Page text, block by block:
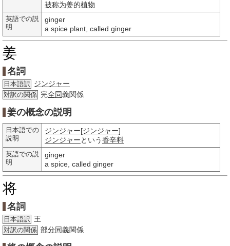
被称为姜的植物
英語での説
明
ginger
a spice plant, called ginger
姜
名詞
日本語訳 ジンジャー
対訳の関係 完全同義関係
姜の概念の説明
日本語での
説明
ジンジャー[ジンジャー]
ジンジャーという香辛料
英語での説
明
ginger
a spice, called ginger
将
名詞
日本語訳 王
対訳の関係 部分同義関係